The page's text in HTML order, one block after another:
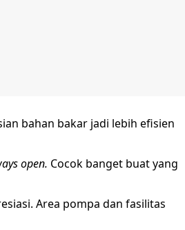
bahan bakar jadi lebih efisien
open. Cocok banget buat yang
Area pompa dan fasilitas